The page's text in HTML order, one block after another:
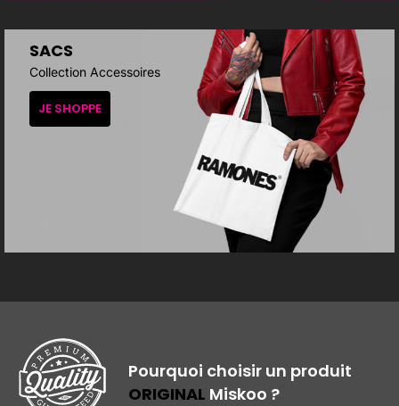
SACS
Collection Accessoires
JE SHOPPE
Pourquoi choisir un produit
ORIGINAL Miskoo ?